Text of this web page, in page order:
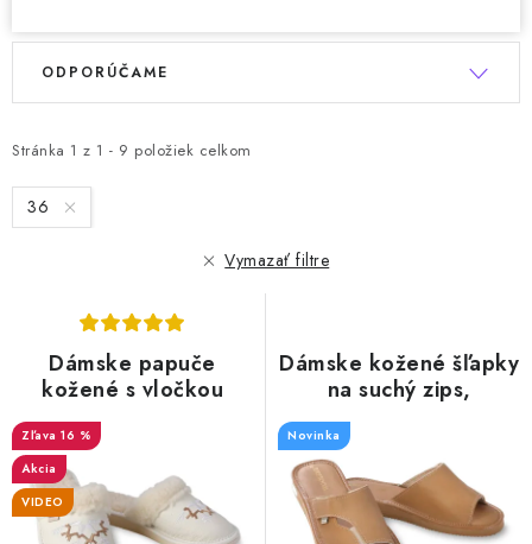
ý
i
s
p
t
o
v
Stránka 1 z 1 - 9 položiek celkom
R
e
n
i
u
k
t
o
ODPORÚČAME
36
Vymazať filtre
Dámske papuče
kožené s vločkou
16 %
Akcia
VIDEO
Dámske kožené šľapky
na suchý zips,
regulácia priehlavku
Novinka